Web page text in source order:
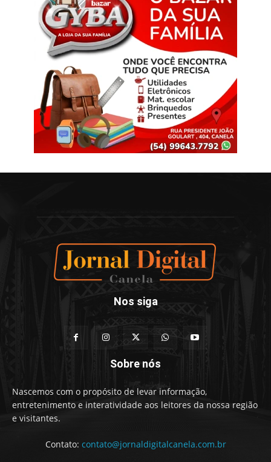
Nos siga
Sobre nós
Nascemos com o propósito de levar informação,
entretenimento e interatividade aos leitores da nossa região
e visitantes.
Contato: contato@jornaldigitalcanela.com.br